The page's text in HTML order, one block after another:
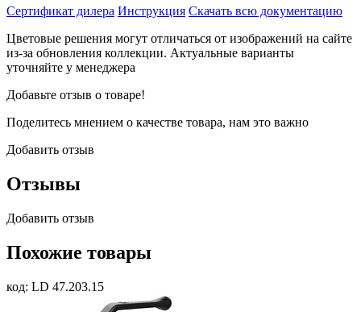
Сертификат дилера Инструкция Скачать всю документацию
Цветовые решения могут отличаться от изображений на сайте
из-за обновления коллекции. Актуальные варианты
уточняйте у менеджера
Добавьте отзыв о товаре!
Поделитесь мнением о качестве товара, нам это важно
Добавить отзыв
Отзывы
Добавить отзыв
Похожие товары
код: LD 47.203.15